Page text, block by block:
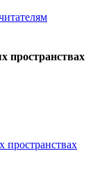
пространствах